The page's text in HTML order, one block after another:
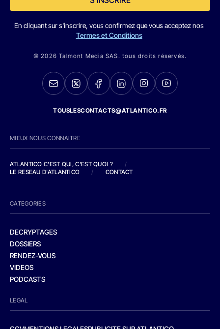
En cliquant sur s'inscrire, vous confirmez que vous acceptez nos
Termes et Conditions
© 2026 Talmont Media SAS. tous droits réservés.
TOUSLESCONTACTS@ATLANTICO.FR
MIEUX NOUS CONNAITRE
ATLANTICO C'EST QUI, C'EST QUOI ?
/
LE RESEAU D'ATLANTICO
/ CONTACT
CATEGORIES
DECRYPTAGES
DOSSIERS
RENDEZ-VOUS
VIDEOS
PODCASTS
LEGAL